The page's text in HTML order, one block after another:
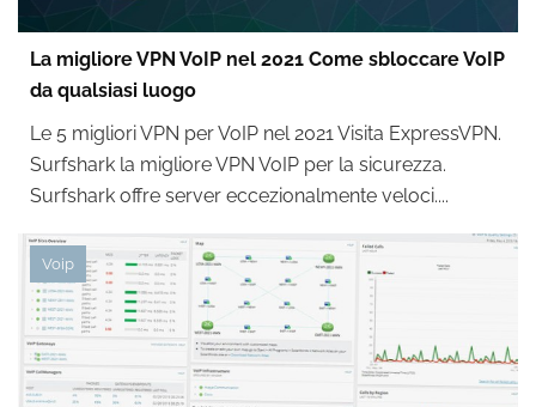
La migliore VPN VoIP nel 2021 Come sbloccare VoIP
da qualsiasi luogo
Le 5 migliori VPN per VoIP nel 2021 Visita ExpressVPN.
Surfshark la migliore VPN VoIP per la sicurezza.
Surfshark offre server eccezionalmente veloci....
Voip